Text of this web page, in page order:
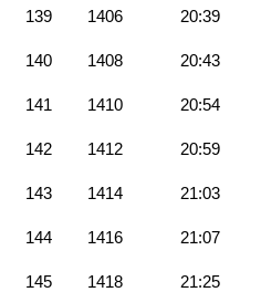
139 1406 20:39
140 1408 20:43
141 1410 20:54
142 1412 20:59
143 1414 21:03
144 1416 21:07
145 1418 21:25